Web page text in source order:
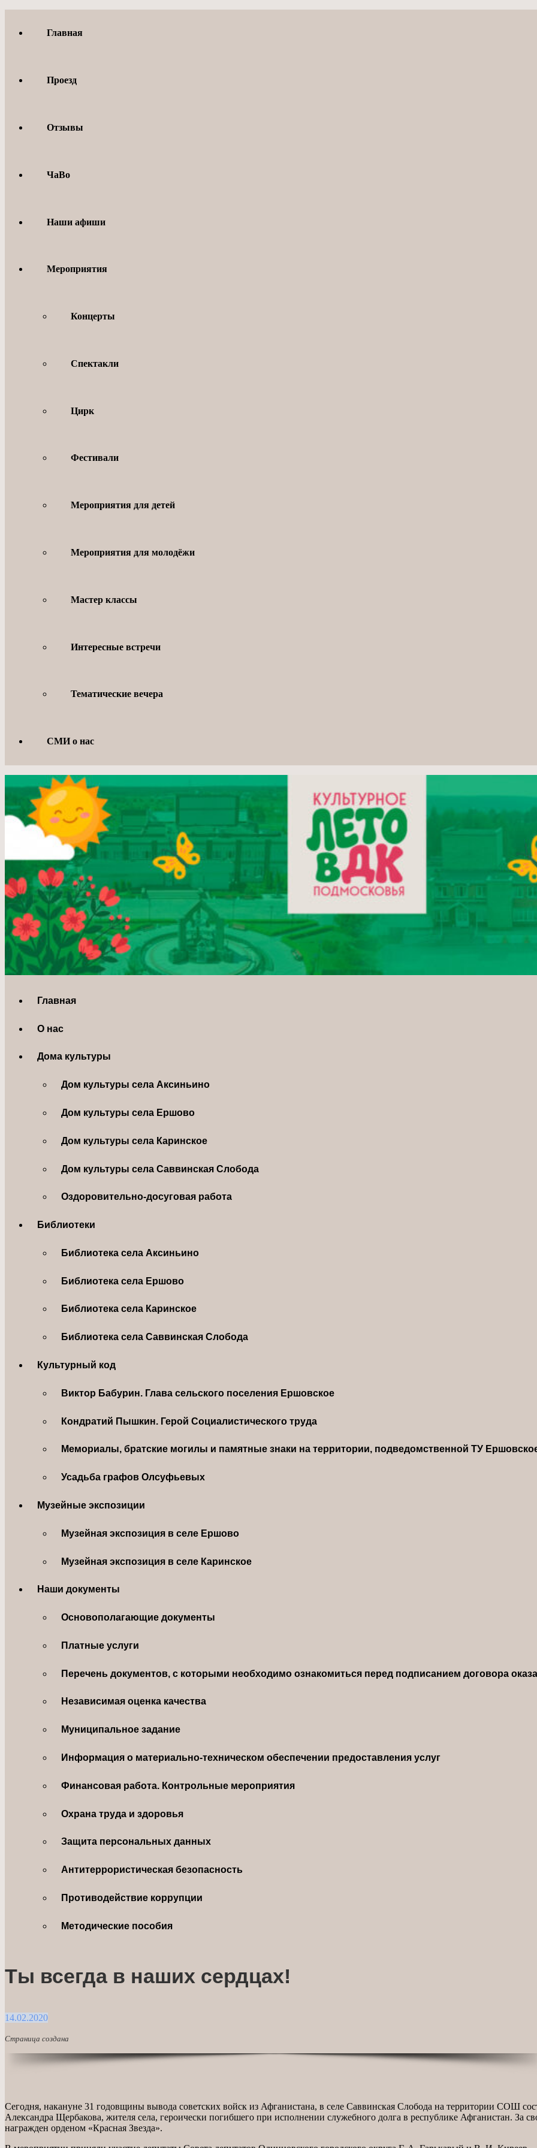
содержимомуГлавная
Проезд
Отзывы
ЧаВо
Наши афиши
Мероприятия
Концерты
Спектакли
Цирк
Фестивали
Мероприятия для детей
Мероприятия для молодёжи
Мастер классы
Интересные встречи
Тематические вечера
СМИ о нас
Главная
О нас
Дома культуры
Дом культуры села Аксиньино
Дом культуры села Ершово
Дом культуры села Каринское
Дом культуры села Саввинская Слобода
Оздоровительно-досуговая работа
Библиотеки
Библиотека села Аксиньино
Библиотека села Ершово
Библиотека села Каринское
Библиотека села Саввинская Слобода
Культурный код
Виктор Бабурин. Глава сельского поселения Ершовское
Кондратий Пышкин. Герой Социалистического труда
Мемориалы, братские могилы и памятные знаки на территории, подведомственной ТУ
Усадьба графов Олсуфьевых
Музейные экспозиции
Музейная экспозиция в селе Ершово
Музейная экспозиция в селе Каринское
Наши документы
Основополагающие документы
Платные услуги
Перечень документов, с которыми необходимо ознакомиться перед подписанием договора
Независимая оценка качества
Муниципальное задание
Информация о материально-техническом обеспечении предоставления услуг
Финансовая работа. Контрольные мероприятия
Охрана труда и здоровья
Защита персональных данных
Антитеррористическая безопасность
Противодействие коррупции
Методические пособия
Ты всегда в наших сердцах!
14.02.2020
Страница создана
Сегодня, накануне 31 годовщины вывода советских войск из Афганистана, в селе Саввинская Слобода на территории СОШ
Александра Щербакова, жителя села, героически погибшего при исполнении служебного долга в республике Афганистан. За
награжден орденом «Красная Звезда».